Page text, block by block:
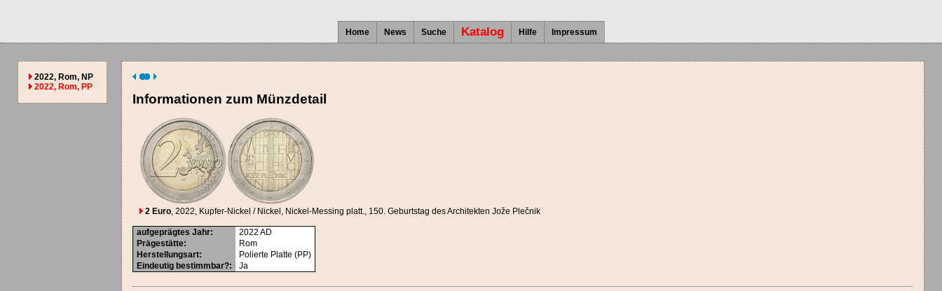
Home News Suche Katalog Hilfe Impressum
2022, Rom, NP
2022, Rom, PP
Informationen zum Münzdetail
2 Euro, 2022, Kupfer-Nickel / Nickel, Nickel-Messing platt., 150. Geburtstag des Architekten Jože Plečnik
aufgeprägtes Jahr: 2022AD
Prägestätte:
Rom
Herstellungsart:
Polierte Platte (PP)
Eindeutig bestimmbar?: Ja